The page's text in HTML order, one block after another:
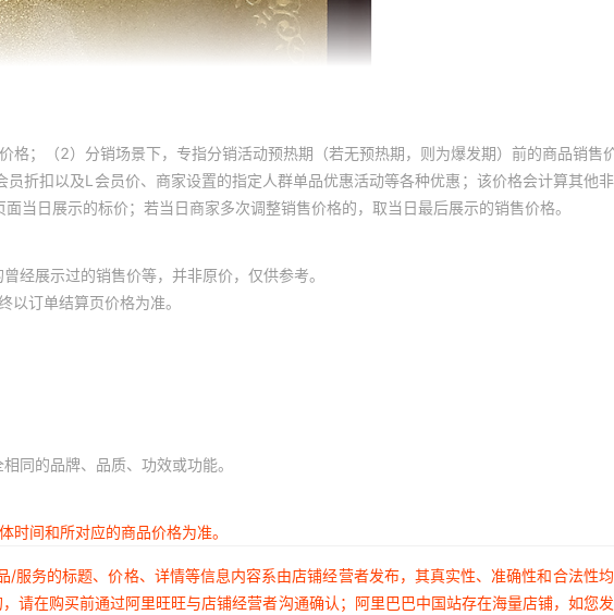
；（2）分销场景下，专指分销活动预热期（若无预热期，则为爆发期）前的商品销售
折扣以及L会员价、商家设置的指定人群单品优惠活动等各种优惠；该价格会计算其他
日展示的标价；若当日商家多次调整销售价格的，取当日最后展示的销售价格。
经展示过的销售价等，并非原价，仅供参考。
订单结算页价格为准。
同的品牌、品质、功效或功能。
间和所对应的商品价格为准。
务的标题、价格、详情等信息内容系由店铺经营者发布，其真实性、准确性和合法性
在购买前通过阿里旺旺与店铺经营者沟通确认；阿里巴巴中国站存在海量店铺，如您